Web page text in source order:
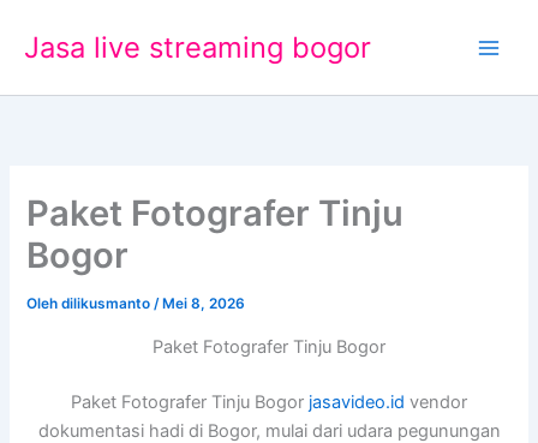
Jasa live streaming bogor
Paket Fotografer Tinju
Bogor
Olehdilikusmanto/ Mei 8, 2026
Paket Fotografer Tinju Bogor
Paket Fotografer Tinju Bogor jasavideo.id vendor
dokumentasi hadi di Bogor, mulai dari udara pegunungan